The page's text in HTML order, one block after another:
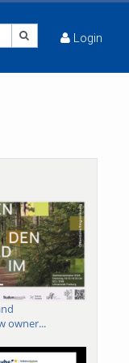
Login
owner...